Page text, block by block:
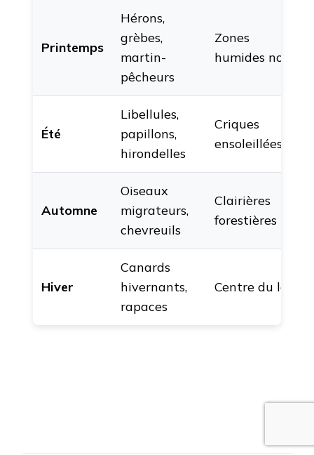
Printemps
Hérons,
grèbes,
martin-
pêcheurs
Zones
humides nord
Été
Libellules,
papillons,
hirondelles
Criques
ensoleillées
Automne
Oiseaux
migrateurs,
chevreuils
Clairières
forestières
Hiver
Canards
hivernants,
rapaces
Centre du lac